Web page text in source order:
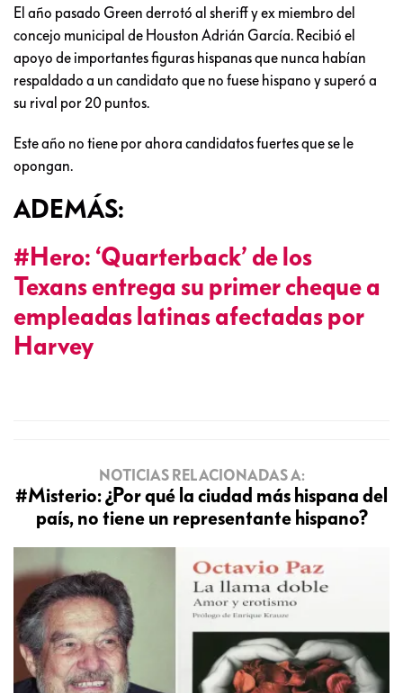
El año pasado Green derrotó al sheriff y ex miembro del
concejo municipal de Houston Adrián García. Recibió el
apoyo de importantes figuras hispanas que nunca habían
respaldado a un candidato que no fuese hispano y superó a
su rival por 20 puntos.
Este año no tiene por ahora candidatos fuertes que se le
opongan.
ADEMÁS:
#Hero: ‘Quarterback’ de los
Texans entrega su primer cheque a
empleadas latinas afectadas por
Harvey
NOTICIAS RELACIONADAS A:
#Misterio: ¿Por qué la ciudad más hispana del
país, no tiene un representante hispano?